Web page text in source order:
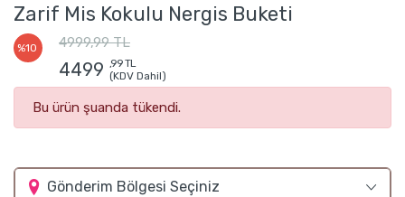
Zarif Mis Kokulu Nergis Buketi
%10 4999,99 TL
4499 ,99 TL
(KDV Dahil)
Bu ürün şuanda tükendi.
Gönderim Bölgesi Seçiniz